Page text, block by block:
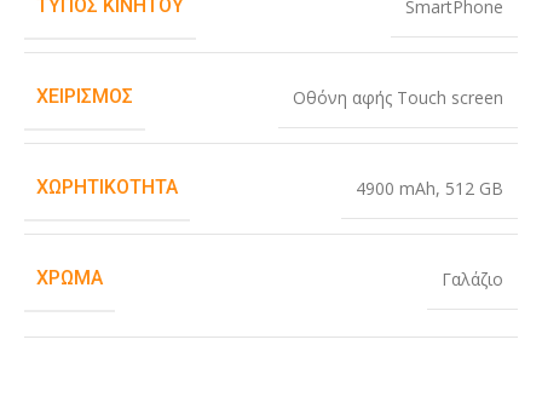
ΤΎΠΟΣ ΚΙΝΗΤΟΎ SmartPhone
ΧΕΙΡΙΣΜΌΣ Οθόνη αφής Touch screen
ΧΩΡΗΤΙΚΌΤΗΤΑ 4900 mAh, 512 GB
ΧΡΏΜΑ Γαλάζιο